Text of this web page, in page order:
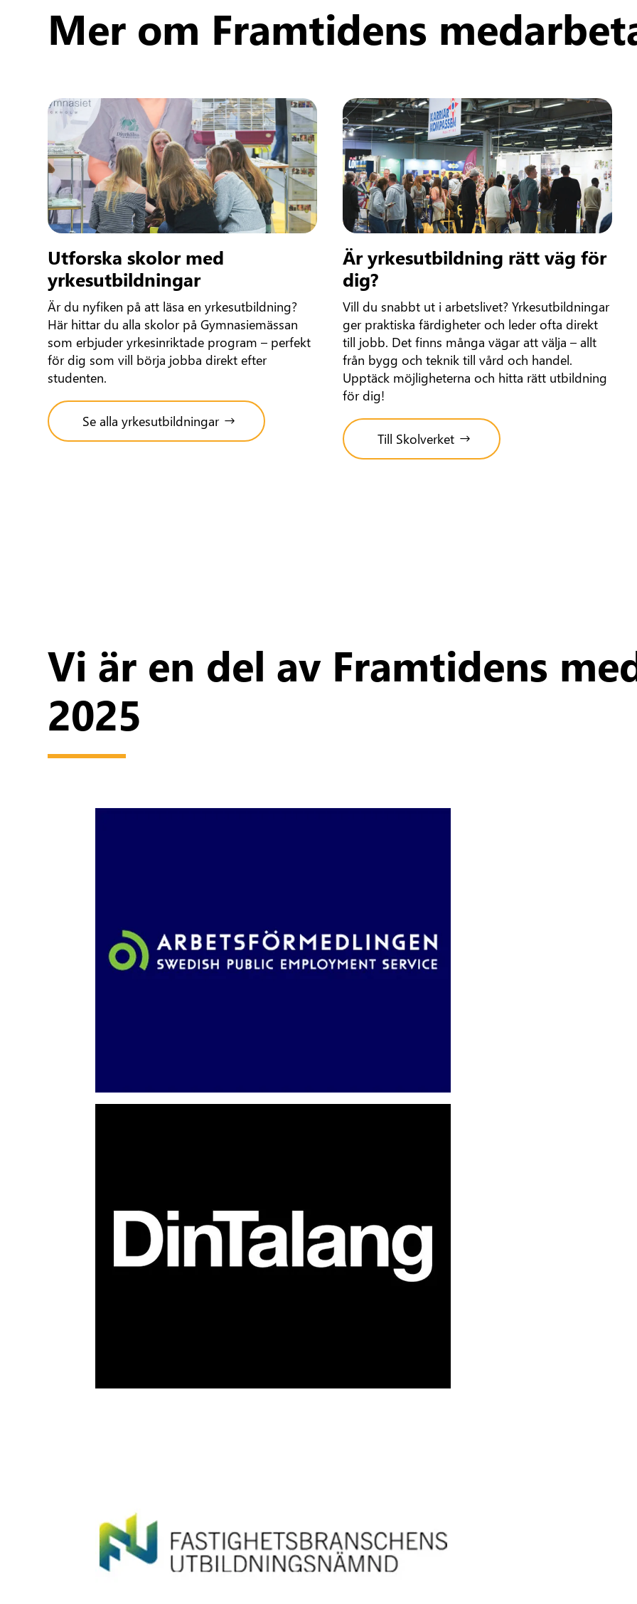
Mer om Framtidens
Utforska skolor med
yrkesutbildningar
Är du nyfiken på att läsa en yrkesutbildning?
Här hittar du alla skolor på Gymnasiemässan
som erbjuder yrkesinriktade program – perfekt
för dig som vill börja jobba direkt efter
studenten.
Se alla yrkesutbildningar
Är yrkesutbildning rätt väg för
dig?
Vill du snabbt ut i arbetslivet? Yrkesutbildningar
ger praktiska färdigheter och leder ofta direkt
till jobb. Det finns många vägar att välja – allt
från bygg och teknik till vård och handel.
Upptäck möjligheterna och hitta rätt utbildning
för dig!
Till Skolverket
Vi är en del av Framtidens
2025